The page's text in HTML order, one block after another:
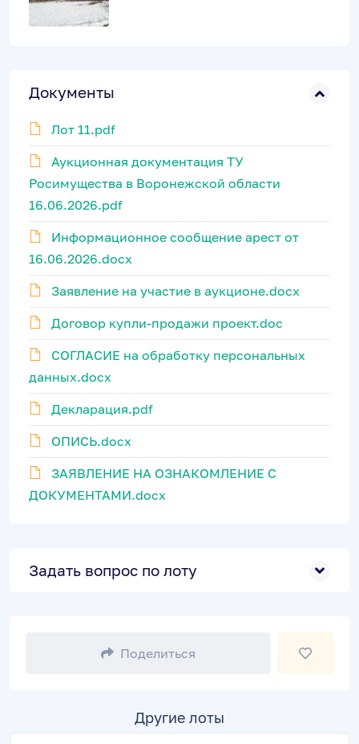
Документы
Лот 11.pdf
Аукционная документация ТУ
Росимущества в Воронежской области
16.06.2026.pdf
Информационное сообщение арест от
16.06.2026.docx
Заявление на участие в аукционе.docx
Договор купли-продажи проект.doc
СОГЛАСИЕ на обработку персональных
данных.docx
Декларация.pdf
ОПИСЬ.docx
ЗАЯВЛЕНИЕ НА ОЗНАКОМЛЕНИЕ С
ДОКУМЕНТАМИ.docx
Задать вопрос по лоту
Поделиться
Другие лоты